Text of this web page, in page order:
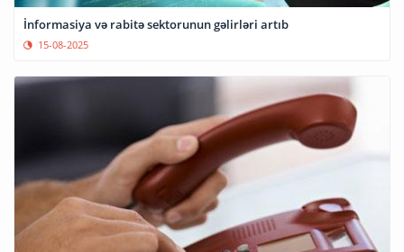
İnformasiya və rabitə sektorunun gəlirləri artıb
15-08-2025